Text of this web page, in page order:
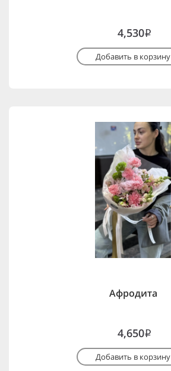
4,530i
Добавить в корзину
Афродита
4,650i
Добавить в корзину